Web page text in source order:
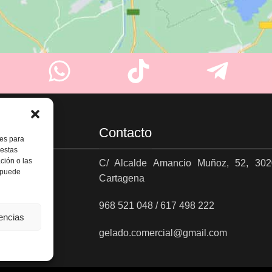
para
o las
Contacto
C/ Alcalde Amancio Muñoz, 52,
Cartagena
968 521 048 / 617 498 222
gelado.comercial@gmail.com